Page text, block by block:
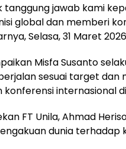
tanggung jawab kami
global dan memberi
Selasa, 31 Maret
Misfa Susanto
sesuai target dan
internasional
FT Unila, Ahmad
dunia terhadap